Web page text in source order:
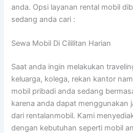
anda. Opsi layanan rental mobil
sedang anda cari :
Sewa Mobil Di Cililitan Harian
Saat anda ingin melakukan
keluarga, kolega, rekan kantor
mobil pribadi anda sedang
karena anda dapat menggunakan
dari rentalanmobil. Kami
dengan kebutuhan seperti mobil